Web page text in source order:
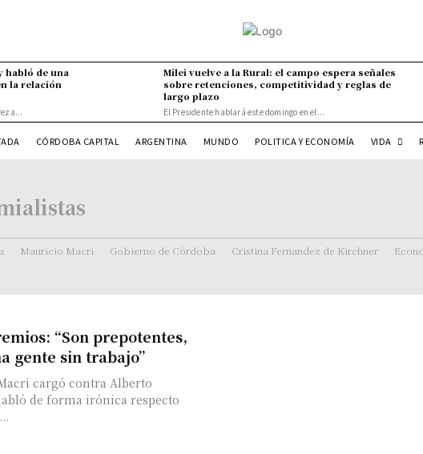
habló de una
la relación
Milei vuelve a la Rural: el campo espera señales
sobre retenciones, competitividad y reglas de
largo plazo
El Presidente hablará este domingo en el...
CÓRDOBA CAPITAL ARGENTINA MUNDO POLITICA Y ECONOMÍA VIDA
Mauricio Macri Gobierno de Córdoba Cristina Fernandez de Kirchner
“Son prepotentes,
gente sin trabajo”
cargó contra Alberto
de forma irónica respecto